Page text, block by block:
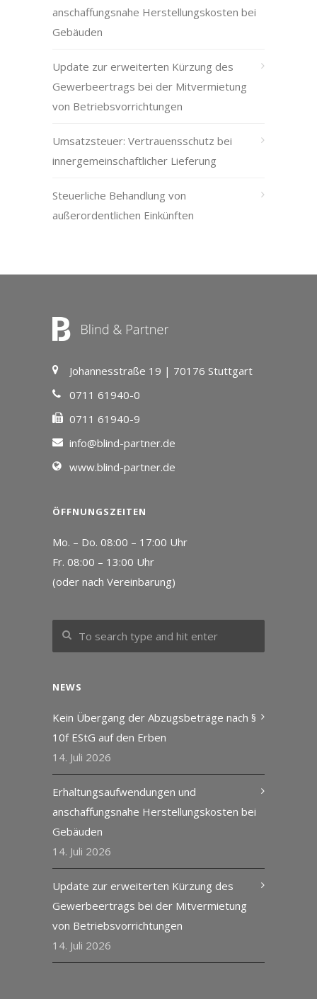
anschaffungsnahe Herstellungskosten bei
Gebäuden
Update zur erweiterten Kürzung des
Gewerbeertrags bei der Mitvermietung
von Betriebsvorrichtungen
Umsatzsteuer: Vertrauensschutz bei
innergemeinschaftlicher Lieferung
Steuerliche Behandlung von
außerordentlichen Einkünften
Johannesstraße 19 | 70176 Stuttgart
0711 61940-0
0711 61940-9
info@blind-partner.de
www.blind-partner.de
ÖFFNUNGSZEITEN
Mo. – Do. 08:00 – 17:00 Uhr
Fr. 08:00 – 13:00 Uhr
(oder nach Vereinbarung)
NEWS
Kein Übergang der Abzugsbeträge nach §
10f EStG auf den Erben
14. Juli 2026
Erhaltungsaufwendungen und
anschaffungsnahe Herstellungskosten bei
Gebäuden
14. Juli 2026
Update zur erweiterten Kürzung des
Gewerbeertrags bei der Mitvermietung
von Betriebsvorrichtungen
14. Juli 2026